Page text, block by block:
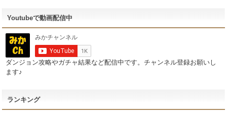
Youtubeで動画配信中
ダンジョン攻略やガチャ結果など配信中です。チャンネル登録お願いし
ます♪
ランキング